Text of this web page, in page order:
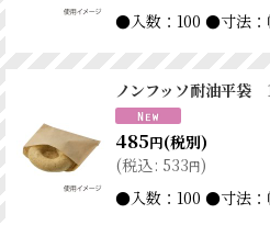
●入数：100 ●寸法：
ノンフッソ耐油平
485円(税別)
(税込: 533円)
●入数：100 ●寸法：